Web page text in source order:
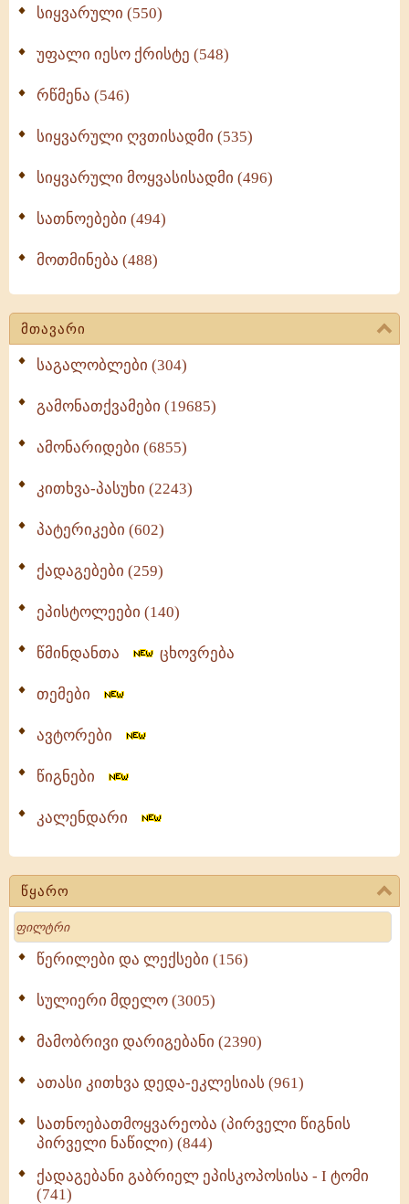
სიყვარული (550)
უფალი იესო ქრისტე (548)
რწმენა (546)
სიყვარული ღვთისადმი (535)
სიყვარული მოყვასისადმი (496)
სათნოებები (494)
მოთმინება (488)
მთავარი
საგალობლები (304)
გამონათქვამები (19685)
ამონარიდები (6855)
კითხვა-პასუხი (2243)
პატერიკები (602)
ქადაგებები (259)
ეპისტოლეები (140)
წმინდანთა ცხოვრება
თემები
ავტორები
წიგნები
კალენდარი
წყარო
Search
წერილები და ლექსები (156)
სულიერი მდელო (3005)
მამობრივი დარიგებანი (2390)
ათასი კითხვა დედა-ეკლესიას (961)
სათნოებათმოყვარეობა (პირველი წიგნის
პირველი ნაწილი) (844)
ქადაგებანი გაბრიელ ეპისკოპოსისა - I ტომი
(741)